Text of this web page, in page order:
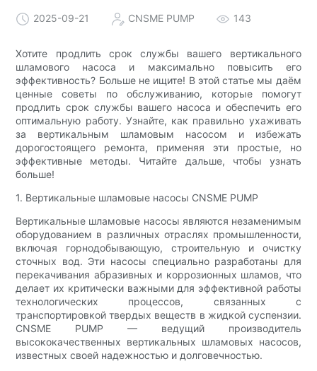
2025-09-21 CNSME PUMP 143
Хотите продлить срок службы вашего вертикального
шламового насоса и максимально повысить его
эффективность? Больше не ищите! В этой статье мы даём
ценные советы по обслуживанию, которые помогут
продлить срок службы вашего насоса и обеспечить его
оптимальную работу. Узнайте, как правильно ухаживать
за вертикальным шламовым насосом и избежать
дорогостоящего ремонта, применяя эти простые, но
эффективные методы. Читайте дальше, чтобы узнать
больше!
1. Вертикальные шламовые насосы CNSME PUMP
Вертикальные шламовые насосы являются незаменимым
оборудованием в различных отраслях промышленности,
включая горнодобывающую, строительную и очистку
сточных вод. Эти насосы специально разработаны для
перекачивания абразивных и коррозионных шламов, что
делает их критически важными для эффективной работы
технологических процессов, связанных с
транспортировкой твердых веществ в жидкой суспензии.
CNSME PUMP — ведущий производитель
высококачественных вертикальных шламовых насосов,
известных своей надежностью и долговечностью.